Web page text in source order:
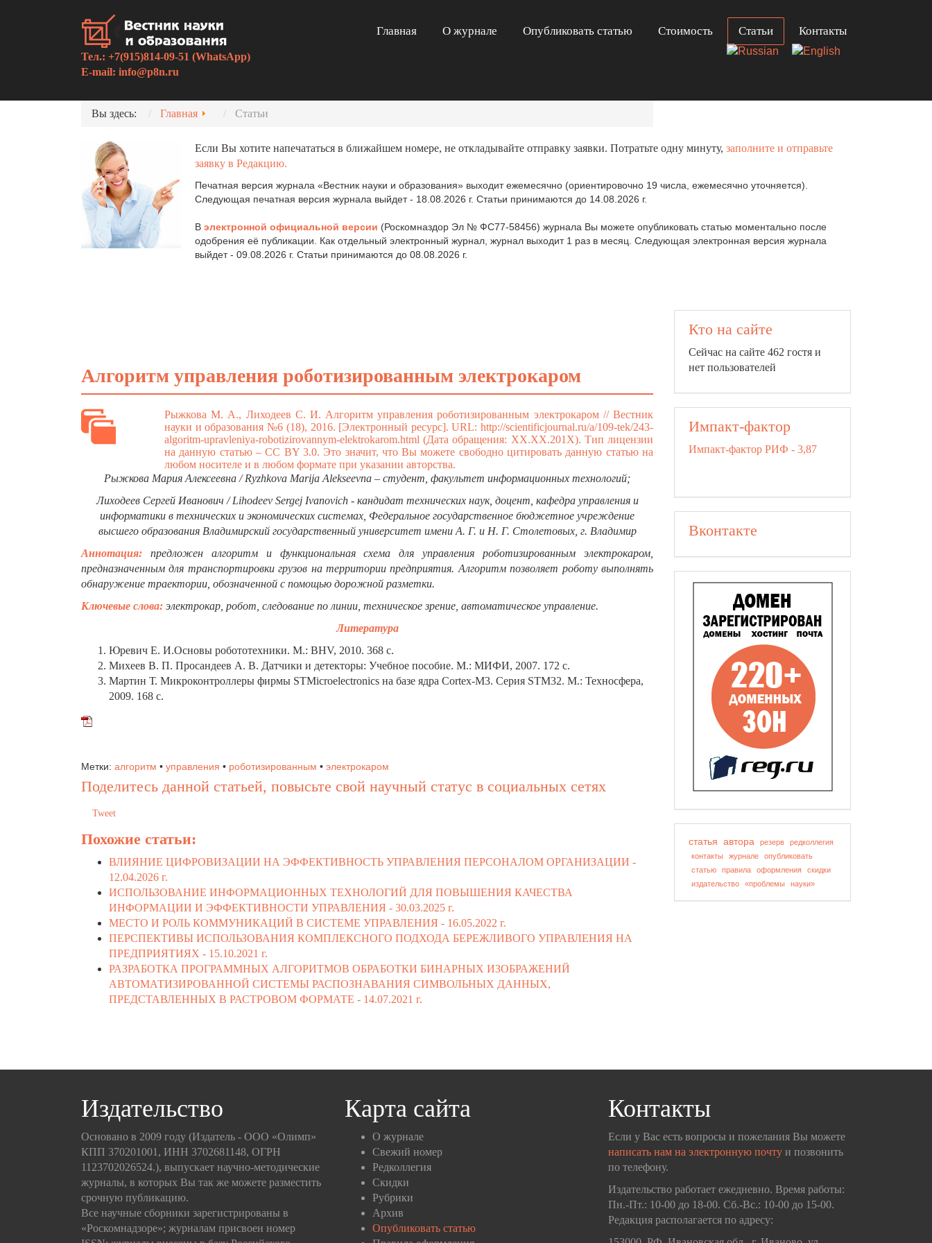
Тел.: +7(915)814-09-51 (WhatsApp)
E-mail: info@p8n.ru
Главная О журнале Опубликовать статью Стоимость Статьи Контакты
Вы здесь: Главная Статьи
Если Вы хотите напечататься в ближайшем номере, не откладывайте отправку заявки. Потратьте одну минуту, заполните и отправьте
заявку в Редакцию.
Печатная версия журнала «Вестник науки и образования» выходит ежемесячно (ориентировочно 19 числа, ежемесячно уточняется).
Следующая печатная версия журнала выйдет - 18.08.2026 г. Статьи принимаются до 14.08.2026 г.
В электронной официальной версии (Роскомназдор Эл № ФС77-58456) журнала Вы можете опубликовать статью моментально после
одобрения её публикации. Как отдельный электронный журнал, журнал выходит 1 раз в месяц. Следующая электронная версия журнала
выйдет - 09.08.2026 г. Статьи принимаются до 08.08.2026 г.
Алгоритм управления роботизированным электрокаром
Рыжкова М. А., Лиходеев С. И. Алгоритм управления роботизированным электрокаром // Вестник
науки и образования №6 (18), 2016. [Электронный ресурс]. URL: http://scientificjournal.ru/a/109-tek/243-
algoritm-upravleniya-robotizirovannym-elektrokarom.html (Дата обращения: ХХ.ХХ.201Х). Тип лицензии
на данную статью – CC BY 3.0. Это значит, что Вы можете свободно цитировать данную статью на
любом носителе и в любом формате при указании авторства.
Рыжкова Мария Алексеевна / Ryzhkova Marija Alekseevna – студент, факультет информационных технологий;
Лиходеев Сергей Иванович / Lihodeev Sergej Ivanovich - кандидат технических наук, доцент, кафедра управления и
информатики в технических и экономических системах, Федеральное государственное бюджетное учреждение
высшего образования Владимирский государственный университет имени А. Г. и Н. Г. Столетовых, г. Владимир
Аннотация: предложен алгоритм и функциональная схема для управления роботизированным электрокаром,
предназначенным для транспортировки грузов на территории предприятия. Алгоритм позволяет роботу выполнять
обнаружение траектории, обозначенной с помощью дорожной разметки.
Ключевые слова: электрокар, робот, следование по линии, техническое зрение, автоматическое управление.
Литература
Юревич Е. И.Основы робототехники. М.: BHV, 2010. 368 с.
Михеев В. П. Просандеев А. В. Датчики и детекторы: Учебное пособие. М.: МИФИ, 2007. 172 с.
Мартин Т. Микроконтроллеры фирмы STMicroelectronics на базе ядра Cortex-M3. Серия STM32. М.: Техносфера,
2009. 168 с.
Метки: алгоритм • управления • роботизированным • электрокаром
Поделитесь данной статьей, повысьте свой научный статус в социальных сетях
Tweet
Похожие статьи:
ВЛИЯНИЕ ЦИФРОВИЗАЦИИ НА ЭФФЕКТИВНОСТЬ УПРАВЛЕНИЯ ПЕРСОНАЛОМ ОРГАНИЗАЦИИ -
12.04.2026 г.
ИСПОЛЬЗОВАНИЕ ИНФОРМАЦИОННЫХ ТЕХНОЛОГИЙ ДЛЯ ПОВЫШЕНИЯ КАЧЕСТВА
ИНФОРМАЦИИ И ЭФФЕКТИВНОСТИ УПРАВЛЕНИЯ - 30.03.2025 г.
МЕСТО И РОЛЬ КОММУНИКАЦИЙ В СИСТЕМЕ УПРАВЛЕНИЯ - 16.05.2022 г.
ПЕРСПЕКТИВЫ ИСПОЛЬЗОВАНИЯ КОМПЛЕКСНОГО ПОДХОДА БЕРЕЖЛИВОГО УПРАВЛЕНИЯ НА
ПРЕДПРИЯТИЯХ - 15.10.2021 г.
РАЗРАБОТКА ПРОГРАММНЫХ АЛГОРИТМОВ ОБРАБОТКИ БИНАРНЫХ ИЗОБРАЖЕНИЙ
АВТОМАТИЗИРОВАННОЙ СИСТЕМЫ РАСПОЗНАВАНИЯ СИМВОЛЬНЫХ ДАННЫХ,
ПРЕДСТАВЛЕННЫХ В РАСТРОВОМ ФОРМАТЕ - 14.07.2021 г.
Кто на сайте
Сейчас на сайте 462 гостя и
нет пользователей
Импакт-фактор
Импакт-фактор РИФ - 3,87
Вконтакте
статья автора резерв
редколлегия
контакты
журнале
опубликовать
статью
правила оформления
скидки
издательство
«проблемы науки»
Издательство
Основано в 2009 году (Издатель - ООО «Олимп»
КПП 370201001, ИНН 3702681148, ОГРН
1123702026524.), выпускает научно-методические
журналы, в которых Вы так же можете разместить
срочную публикацию.
Все научные сборники зарегистрированы в
«Роскомнадзоре»; журналам присвоен номер
Карта сайта
О журнале
Свежий номер
Редколлегия
Скидки
Рубрики
Архив
Опубликовать статью
Контакты
Если у Вас есть вопросы и пожелания Вы можете
написать нам на электронную почту и позвонить
по телефону.
Издательство работает ежедневно. Время работы:
Пн.-Пт.: 10-00 до 18-00. Сб.-Вс.: 10-00 до 15-00.
Редакция располагается по адресу: